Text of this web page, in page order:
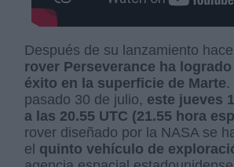
Después de su lanzamiento
rover Perseverance ha
éxito en la superficie de Marte.
pasado 30 de julio, este jueves
a las 20.55 UTC (21.55 hora
rover diseñado por la NASA se
el quinto vehículo de